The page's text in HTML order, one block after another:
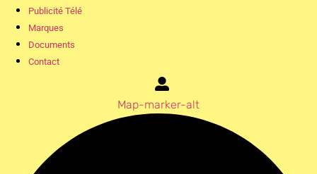
Publicité Télé
Marques
Documents
Contact
Map-marker-alt